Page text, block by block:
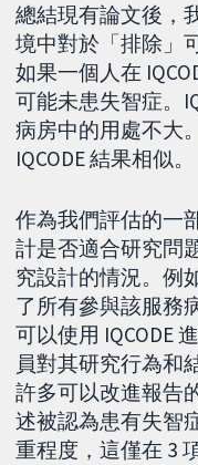
總結現有論文後，
境中對於「排除」
如果一個人在
可能未患失智症。
病房中的用處不大
IQCODE 結果相似。
作為我們評估的一
計是否適合研究問
究設計的情況。例
了所有參與該服務
可以使用 IQCODE
員對其研究行為和
許多可以改進報告
述被認為患有失智
重程度，這僅在 3